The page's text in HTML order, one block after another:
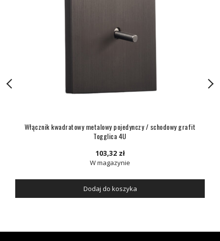
Włącznik kwadratowy metalowy pojedynczy / schodowy grafit
Togglica 4U
103,32 zł
W magazynie
Dodaj do koszyka